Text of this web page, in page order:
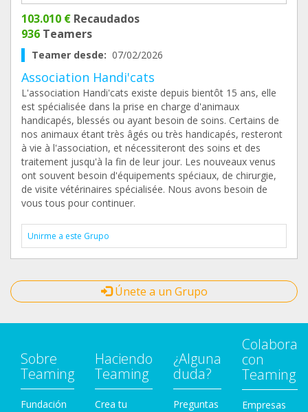
103.010 € Recaudados
936 Teamers
Teamer desde: 07/02/2026
Association Handi'cats
L'association Handi'cats existe depuis bientôt 15 ans, elle
est spécialisée dans la prise en charge d'animaux
handicapés, blessés ou ayant besoin de soins. Certains de
nos animaux étant très âgés ou très handicapés, resteront
à vie à l'association, et nécessiteront des soins et des
traitement jusqu'à la fin de leur jour. Les nouveaux venus
ont souvent besoin d'équipements spéciaux, de chirurgie,
de visite vétérinaires spécialisée. Nous avons besoin de
vous tous pour continuer.
Unirme a este Grupo
Únete a un Grupo
Sobre
Teaming
Fundación
Haciendo
Teaming
Crea tu
¿Alguna
duda?
Preguntas
Colabora
con
Teaming
Empresas